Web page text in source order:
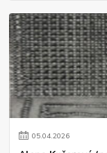
05.04.2026